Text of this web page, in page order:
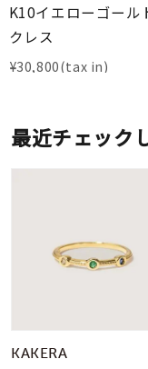
K10イエローゴール
クレス
¥30,800
最近チェック
KAKERA